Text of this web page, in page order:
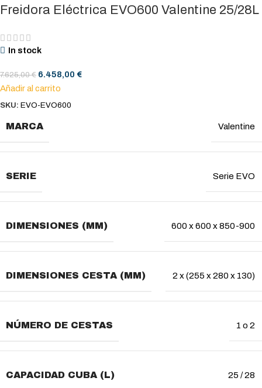
Freidora Eléctrica EVO600 Valentine 25/28L
In stock
7.625,00€ 6.458,00 €
Añadir al carrito
SKU: EVO-EVO600
MARCA Valentine
SERIE Serie EVO
DIMENSIONES (MM) 600 x 600 x 850-900
DIMENSIONES CESTA (MM) 2 x (255 x 280 x 130)
NÚMERO DE CESTAS 1 o 2
CAPACIDAD CUBA (L) 25 / 28